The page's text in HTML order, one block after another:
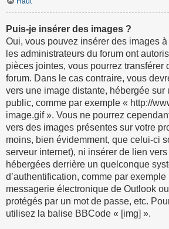
Puis-je insérer des images ?
Oui, vous pouvez insérer des images
les administrateurs du forum ont
pièces jointes, vous pourrez transférer
forum. Dans le cas contraire, vous
vers une image distante, hébergée sur
public, comme par exemple « http://
image.gif ». Vous ne pourrez
vers des images présentes sur votre
moins, bien évidemment, que celui-ci
serveur internet), ni insérer de lien
hébergées derrière un quelconque
d’authentification, comme par
messagerie électronique de Outlook
protégés par un mot de passe, etc.
utilisez la balise BBCode « [img] ».